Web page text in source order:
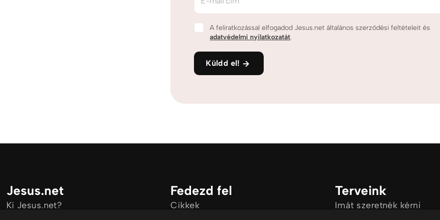
A feliratkozással elfogadod Jesus.net általános szerződési feltételeit és
adatvédelmi nyilatkozatát.
Küldd el!
Jesus.net
Ki Jesus.net?
Fedezd fel
Cikkek
Terveink
Imát szeretnék kérni